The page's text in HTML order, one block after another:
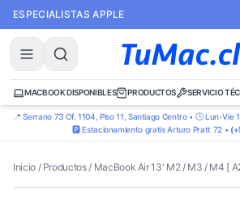
ESPECIALISTAS APPLE
MACBOOK DISPONIBLES PRODUCTOS SERVICIO
📍 Serrano 73 Of. 1104, Piso 11, Santiago Centro • 🕒 Lun-Vie
🅿️ Estacionamiento gratis Arturo Pratt 72 •
Inicio/ Productos/ MacBook Air 13' M2 / M3 / M4 [